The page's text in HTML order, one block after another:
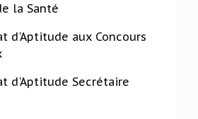
la Santé
d'Aptitude aux Concours
d'Aptitude Secrétaire